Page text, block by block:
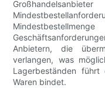
Anbietern, die
verlangen, was
Lagerbeständen
Waren bindet.